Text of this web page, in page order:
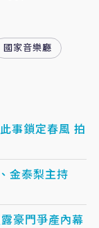
國家音樂廳
事鎖定春風 拍
金泰梨主持
豪門爭產內幕